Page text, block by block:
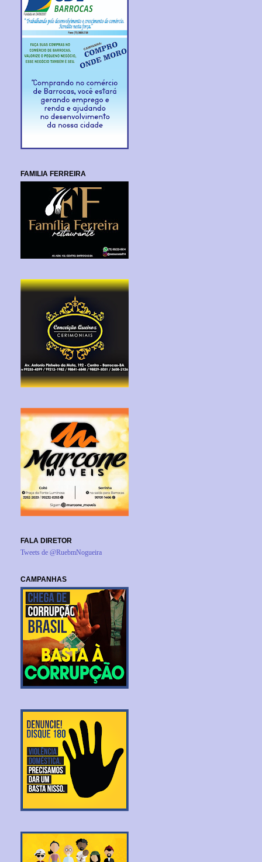
FAMILIA FERREIRA
FALA DIRETOR
Tweets de @RuebmNogueira
CAMPANHAS